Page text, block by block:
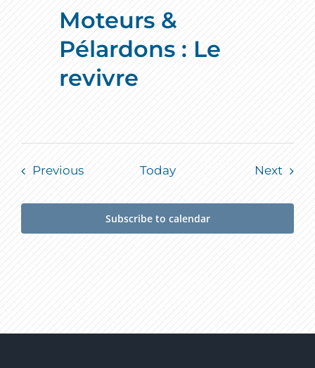
Moteurs &
Pélardons : Le
revivre
PreviousEvents Today Next
Subscribe to calendar